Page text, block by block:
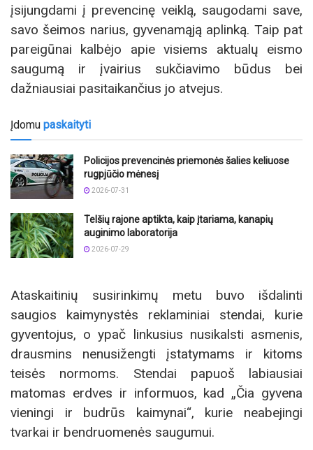
įsijungdami į prevencinę veiklą, saugodami save,
savo šeimos narius, gyvenamąją aplinką. Taip pat
pareigūnai kalbėjo apie visiems aktualų eismo
saugumą ir įvairius sukčiavimo būdus bei
dažniausiai pasitaikančius jo atvejus.
Įdomu paskaityti
Policijos prevencinės priemonės šalies keliuose
rugpjūčio mėnesį
2026-07-31
Telšių rajone aptikta, kaip įtariama, kanapių
auginimo laboratorija
2026-07-29
Ataskaitinių susirinkimų metu buvo išdalinti
saugios kaimynystės reklaminiai stendai, kurie
gyventojus, o ypač linkusius nusikalsti asmenis,
drausmins nenusižengti įstatymams ir kitoms
teisės normoms. Stendai papuoš labiausiai
matomas erdves ir informuos, kad „Čia gyvena
vieningi ir budrūs kaimynai“, kurie neabejingi
tvarkai ir bendruomenės saugumui.